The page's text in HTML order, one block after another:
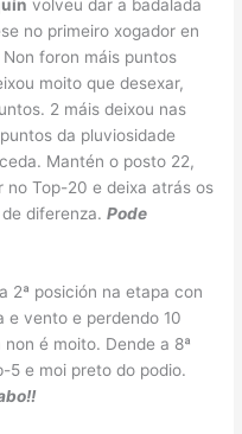
volveu dar a badalada
no primeiro xogador en
foron máis puntos
moito que desexar,
2 máis deixou nas
da pluviosidade
Mantén o posto 22,
no Top-20 e deixa atrás os
de diferenza.Pode
2ª posición na etapa con
e vento e perdendo 10
é moito. Dende a 8ª
5 e moi preto do podio.